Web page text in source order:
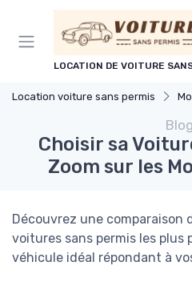
LOCATION DE VOITURE
Location voiture sans permis
Blog
Choisir sa
Zoom sur les
Découvrez une comparaison
voitures sans permis les plus
véhicule idéal répondant à